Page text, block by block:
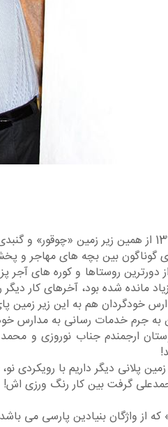
گوناگون بین بچه های مهاجر و
دورترین روستاها و کوره های آجر
مانده شده بود، آخرهای کار
خودگردان هم به این زیر زمین
به جرم خدمات رسانی به مدارس
ارجمندم جناب نوروزی و
زمین پلانی دیگر داریم با
گرفت بین کار رنگ ورزی اش!
که از واژگان بنیادین پارسی می